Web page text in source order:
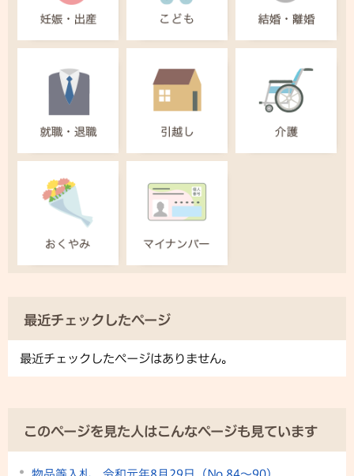
最近チェックしたページ
最近チェックしたページはありません。
このページを見た人はこんなページも見ています